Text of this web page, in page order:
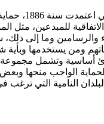
تتناول اتفاقية
للمبدعين، مثل
والرسامين وما إلى
ومن يستخدمها وبأية
أساسية وتشمل
للحماية الواجب منحها
النامية التي ترغب